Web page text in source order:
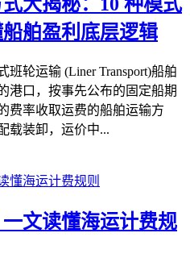
舶盈利底层逻辑
班轮运输 (Liner Transport)船舶
港口，按事先公布的固定船期
费率收取运费的船舶运输方
载装卸，运价中...
文读懂海运计费规